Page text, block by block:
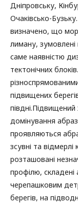
Дніпровську,
Очаківсько-
визначено, що
лиману, зумовлені
саме наявністю
тектонічних
підвищених
домінування
проявляються
зсувні та
розташовані
профілю,
черепашковим
берегів, на